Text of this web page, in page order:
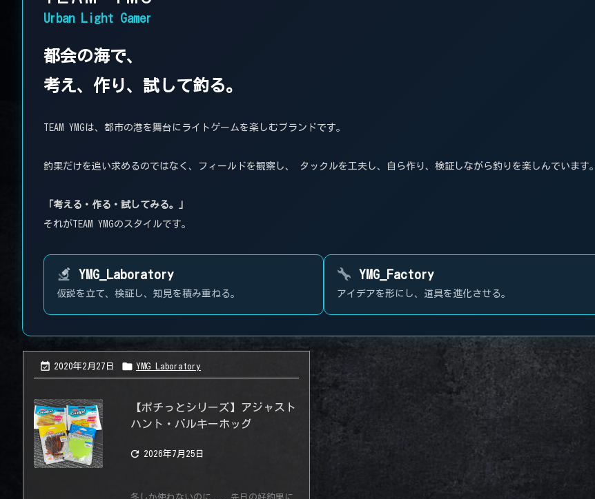
Urban Light Gamer
都会の海で、
考え、作り、試して釣る。
TEAM YMGは、都市の港を舞台にライトゲームを楽しむブランドです。
釣果だけを追い求めるのではなく、フィールドを観察し、 タックルを工夫し、自ら作り、検証しながら釣りを楽しんでいます。
「考える・作る・試してみる。」
それがTEAM YMGのスタイルです。
YMG_Laboratory
仮説を立て、検証し、知見を積み重ねる。
YMG_Factory
アイデアを形にし、道具を進化させる。
 2020年2月27日  YMG_Laboratory
【ポチっとシリーズ】アジャスト
ハント・バルキーホッグ
 2026年7月25日